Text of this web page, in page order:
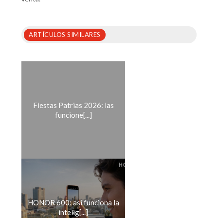
ARTÍCULOS SIMILARES
Fiestas Patrias 2026: las
funcione[...]
HONOR 600: así funciona la
intelig[...]